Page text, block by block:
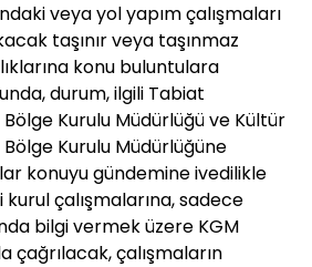
veya yol yapım çalışmaları
taşınır veya taşınmaz
konu buluntulara
durum, ilgili Tabiat
Bölge Kurulu Müdürlüğü ve Kültür
Bölge Kurulu Müdürlüğüne
konuyu gündemine ivedilikle
çalışmalarına, sadece
bilgi vermek üzere KGM
çağrılacak, çalışmaların